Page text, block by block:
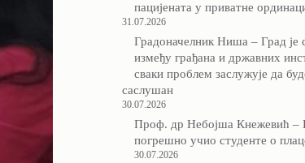
пацијената у приватне
31.07.2026
Градоначелник Ниша – Град је
између грађана и државних
сваки проблем заслужује да
саслушан
30.07.2026
Проф. др Небојша Кнежевић –
погрешно учио студенте о
30.07.2026